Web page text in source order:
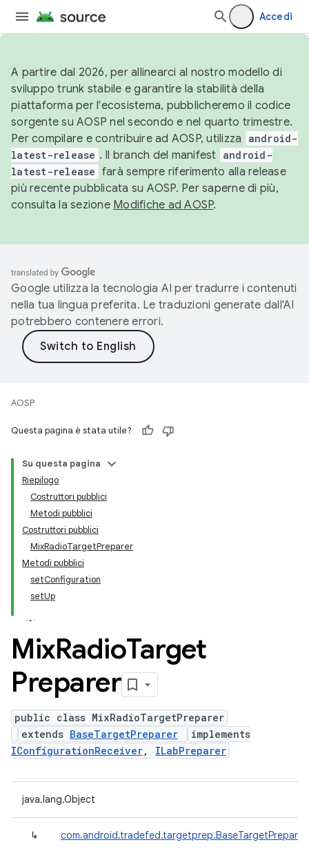
Accedi
A partire dal 2026, per allinearci al nostro modello di
sviluppo trunk stabile e garantire la stabilità della
piattaforma per l'ecosistema, pubblicheremo il codice
sorgente su AOSP nel secondo e nel quarto trimestre.
Per compilare e contribuire ad AOSP, utilizza
android-
latest-release . Il branch del manifest android-
latest-release farà sempre riferimento alla release
più recente pubblicata su AOSP. Per saperne di più,
consulta la sezione Modifiche ad AOSP.
Google utilizza la tecnologia AI per tradurre i contenuti
nella tua lingua preferita. Le traduzioni generate dall'AI
potrebbero contenere errori.
AOSP
Questa pagina è stata utile?
Su questa pagina
Riepilogo
Costruttori pubblici
Metodi pubblici
Costruttori pubblici
MixRadioTargetPreparer
Metodi pubblici
setConfiguration
setUp
MixRadioTarget
Preparer
public class MixRadioTargetPreparer
extends BaseTargetPreparer
implements
IConfigurationReceiver, ILabPreparer
java.lang.Object
↳ com.android.tradefed.targetprep.BaseTargetPreparer